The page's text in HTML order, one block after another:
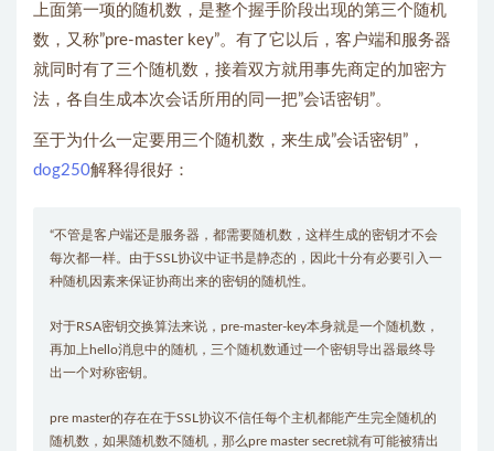
上面第一项的随机数，是整个握手阶段出现的第三个随机
数，又称”pre-master key”。有了它以后，客户端和服务器
就同时有了三个随机数，接着双方就用事先商定的加密方
法，各自生成本次会话所用的同一把”会话密钥”。
至于为什么一定要用三个随机数，来生成”会话密钥”，
dog250解释得很好：
“不管是客户端还是服务器，都需要随机数，这样生成的密钥才不会
每次都一样。由于SSL协议中证书是静态的，因此十分有必要引入一
种随机因素来保证协商出来的密钥的随机性。
对于RSA密钥交换算法来说，pre-master-key本身就是一个随机数，
再加上hello消息中的随机，三个随机数通过一个密钥导出器最终导
出一个对称密钥。
pre master的存在在于SSL协议不信任每个主机都能产生完全随机的
随机数，如果随机数不随机，那么pre master secret就有可能被猜出